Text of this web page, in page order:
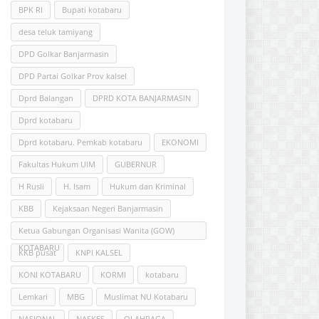
BPK RI Bupati kotabaru
desa teluk tamiyang
DPD Golkar Banjarmasin
DPD Partai Golkar Prov kalsel
Dprd Balangan DPRD KOTA BANJARMASIN
Dprd kotabaru
Dprd kotabaru. Pemkab kotabaru EKONOMI
Fakultas Hukum UlM GUBERNUR
H Rusli H. Isam Hukum dan Kriminal
KBB Kejaksaan Negeri Banjarmasin
Ketua Gabungan Organisasi Wanita (GOW)
KOTABARU
KKB pusat KNPI KALSEL
KONI KOTABARU KORMI kotabaru
Lemkari MBG Muslimat NU Kotabaru